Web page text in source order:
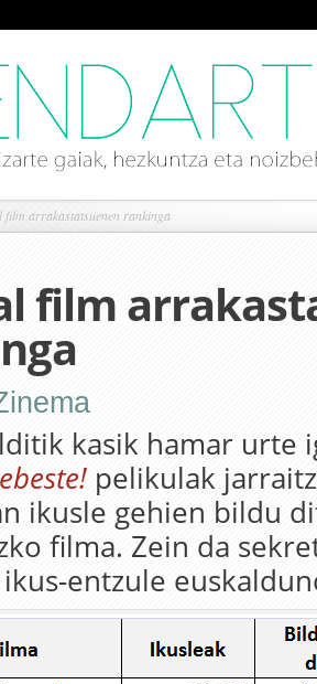
film arrakastatsuenen rankinga
film
kasik hamar urte
pelikulak
ikusle gehien bildu
filma. Zein da
entzule